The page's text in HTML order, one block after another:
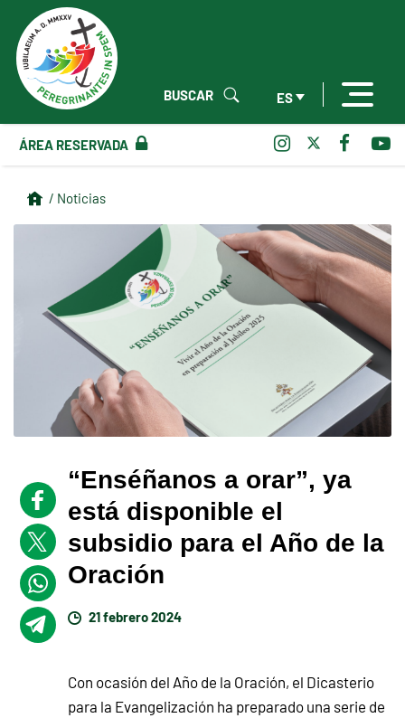
ES
BUSCAR
ÁREA RESERVADA
/ Noticias
“Enséñanos a orar”, ya
está disponible el
subsidio para el Año de la
Oración
21 febrero 2024
Con ocasión del Año de la Oración, el Dicasterio
para la Evangelización ha preparado una serie de